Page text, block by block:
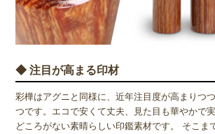
◆ 注目が高まる印材
彩樺はアグニと同様に、近年注目度が高まりつ
つです。エコで安くて丈夫、見た目も華やかで
どころがない素晴らしい印鑑素材です。 そこま